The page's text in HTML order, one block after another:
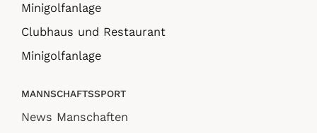
Minigolfanlage
Clubhaus und Restaurant
Minigolfanlage
MANNSCHAFTSSPORT
News Manschaften